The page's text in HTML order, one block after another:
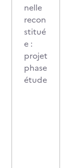
nelle
recon
stitué
e :
projet
phase
étude